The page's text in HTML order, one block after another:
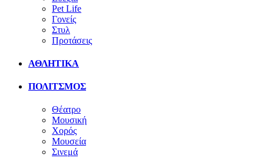
Pet Life
Γονείς
Στυλ
Προτάσεις
ΑΘΛΗΤΙΚΑ
ΠΟΛΙΤΣΜΟΣ
Θέατρο
Μουσική
Χορός
Μουσεία
Σινεμά